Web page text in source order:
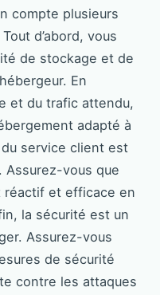
compte plusieurs
d’abord, vous
de stockage et de
En
et du trafic attendu,
adapté à
service client est
Assurez-vous que
réactif et efficace en
la sécurité est un
Assurez-vous
de sécurité
contre les attaques